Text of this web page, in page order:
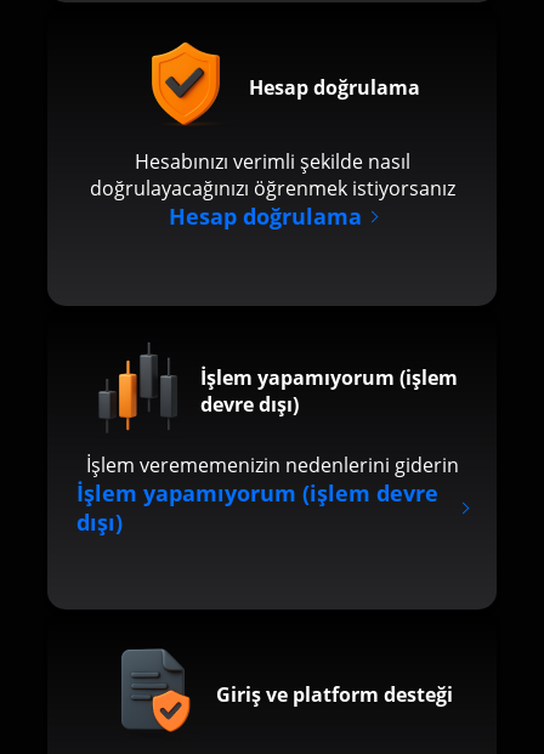
Hesap doğrulama
Hesabınızı verimli şekilde nasıl
doğrulayacağınızı öğrenmek istiyorsanız
Hesap doğrulama
İşlem yapamıyorum (işlem
devre dışı)
İşlem verememenizin nedenlerini giderin
İşlem yapamıyorum (işlem devre
dışı)
Giriş ve platform desteği